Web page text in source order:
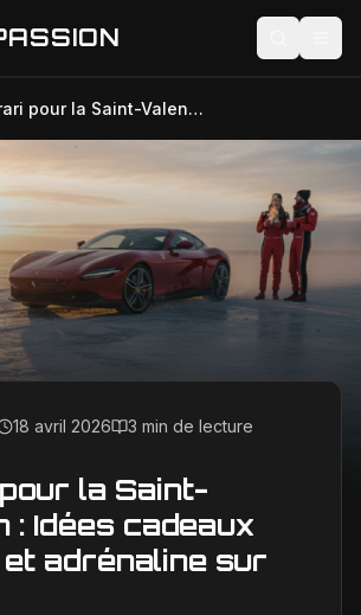
Ferrari pour la Saint-Valentin : Idées cadeaux passion et adrénaline sur glace
18 avril 2026 3 min de lecture
la Saint-
: Idées cadeaux
adrénaline sur